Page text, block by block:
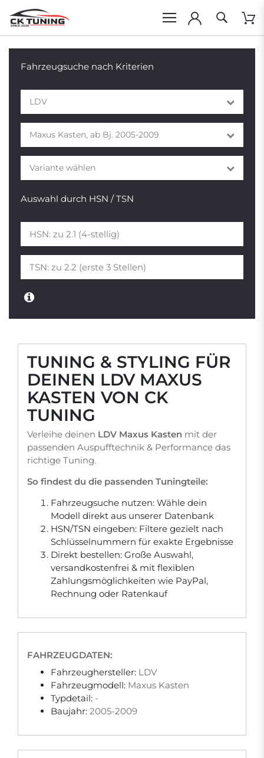
Fahrzeugsuche nach Kriterien
LDV
Maxus Kasten, ab Bj. 2005-2009
Variante wählen
Auswahl durch HSN / TSN
TUNING & STYLING FÜR
DEINEN LDV MAXUS
KASTEN VON CK
TUNING
Verleihe deinen LDV Maxus Kasten mit der
passenden Auspufftechnik & Performance das
richtige Tuning.
So findest du die passenden Tuningteile:
Fahrzeugsuche nutzen: Wähle dein
Modell direkt aus unserer Datenbank
HSN/TSN eingeben: Filtere gezielt nach
Schlüsselnummern für exakte Ergebnisse
Direkt bestellen: Große Auswahl,
versandkostenfrei & mit flexiblen
Zahlungsmöglichkeiten wie PayPal,
Rechnung oder Ratenkauf
FAHRZEUGDATEN:
Fahrzeughersteller: LDV
Fahrzeugmodell: Maxus Kasten
Typdetail: -
Baujahr: 2005-2009